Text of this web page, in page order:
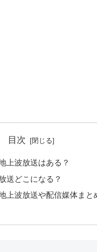
目次
上波放送はある？
送どこになる？
上波放送や配信媒体まと